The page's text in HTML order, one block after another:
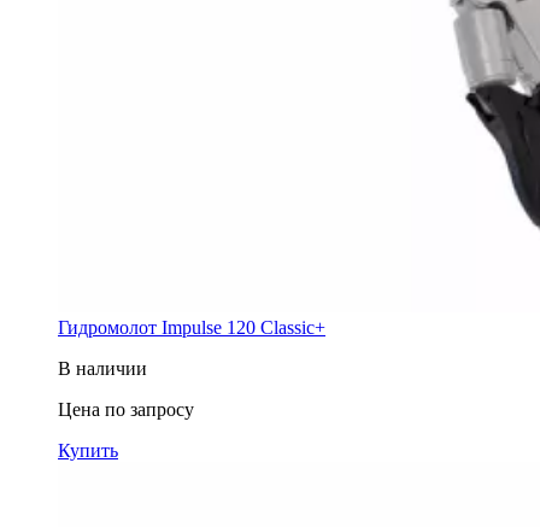
Гидромолот Impulse 120 Classic+
В наличии
Цена по запросу
Купить